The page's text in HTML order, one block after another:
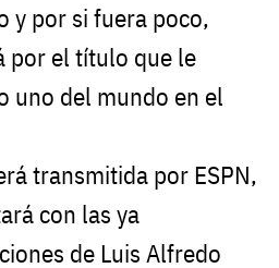
y por si fuera poco,
por el título que le
uno del mundo en el
transmitida por ESPN,
con las ya
de Luis Alfredo